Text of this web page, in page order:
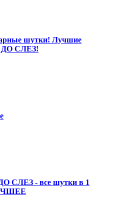
шутки! Лучшие
ДО СЛЕЗ!
СЛЕЗ - все шутки в 1